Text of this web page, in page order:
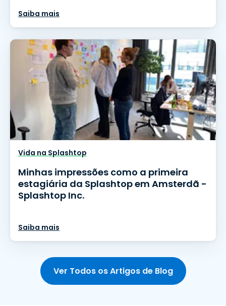
Saiba mais
Vida na Splashtop
Minhas impressões como a primeira
estagiária da Splashtop em Amsterdã -
Splashtop Inc.
Saiba mais
Ver Todos os Artigos de Blog